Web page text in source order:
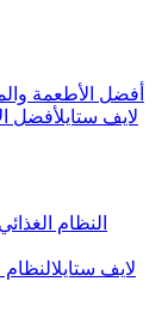
أفضل الأطعمة
النظام